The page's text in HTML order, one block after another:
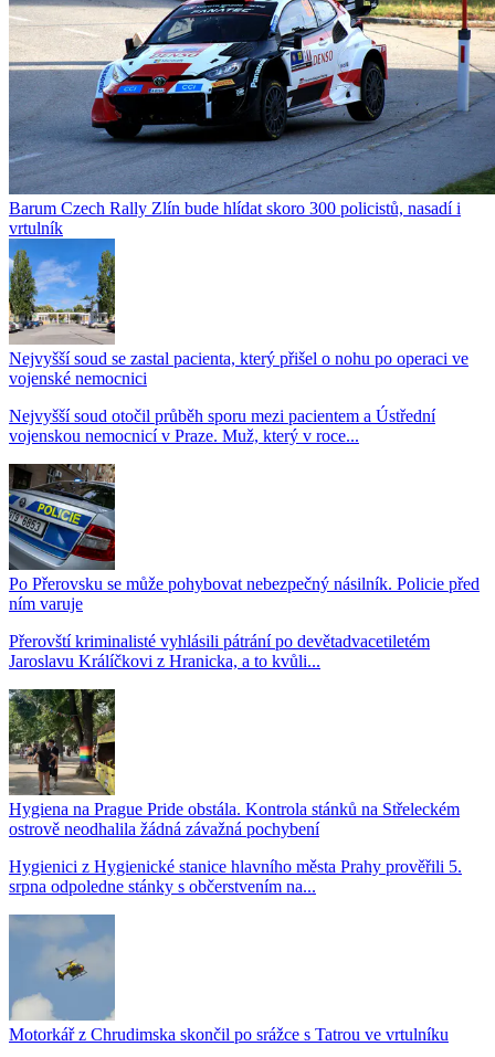
Barum Czech Rally Zlín bude hlídat skoro 300 policistů, nasadí i
vrtulník
Nejvyšší soud se zastal pacienta, který přišel o nohu po operaci ve
vojenské nemocnici
Nejvyšší soud otočil průběh sporu mezi pacientem a Ústřední
vojenskou nemocnicí v Praze. Muž, který v roce...
Po Přerovsku se může pohybovat nebezpečný násilník. Policie před
ním varuje
Přerovští kriminalisté vyhlásili pátrání po devětadvacetiletém
Jaroslavu Králíčkovi z Hranicka, a to kvůli...
Hygiena na Prague Pride obstála. Kontrola stánků na Střeleckém
ostrově neodhalila žádná závažná pochybení
Hygienici z Hygienické stanice hlavního města Prahy prověřili 5.
srpna odpoledne stánky s občerstvením na...
Motorkář z Chrudimska skončil po srážce s Tatrou ve vrtulníku